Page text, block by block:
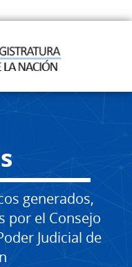
generados,
por el Consejo
Judicial de